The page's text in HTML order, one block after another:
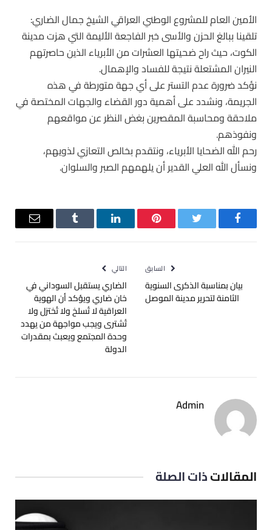
الأمين العام للمشروع الوطني العراقي الشيخ جمال الضاري:
تلقينا ببالغ الحزن والأسى خبر الفاجعة الأليمة التي هزت مدينة
الكوت، حيث راح ضحيتها العشرات من الأبرياء الذين حاصرتهم
النيران المشتعلة نتيجة للفساد والإهمال.
نؤكد ضرورة عدم التستر على أي جهة متورطة في هذه
الجريمة، ونشدد على أهمية دور القضاء والجهات المختصة في
ملاحقة ومحاسبة المقصرين بغض النظر عن مواقعهم
ونفوذهم.
رحم الله الضحايا الأبرياء، ونتقدم بخالص التعازي لذويهم،
ونسأل الله العلي القدير أن يلهمهم الصبر والسلوان.
فيسبوك تويتر بينتيريستلينكدإن Tumblr
البريد
السابق
بيان بمناسبة الذكرى السنوية
الثامنة لتحرير مدينة الموصل
التالي
الضاري يستقبل السوداني في
خان ضاري ويؤكد أن الهوية
العراقية لا تُسلخ ولا تُختزل ولا
تُشترى ويجب مواجهة من يهدد
وحدة المجتمع ويعبث بمقدرات
الدولة
Admin
المقالاتذات الصلة